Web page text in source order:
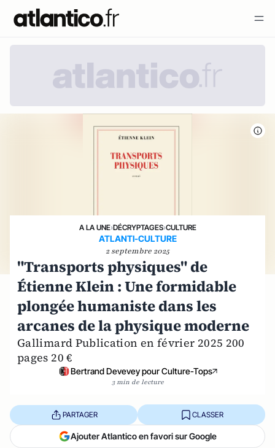
A LA UNE›DÉCRYPTAGES›CULTURE
ATLANTI-CULTURE
2 septembre 2025
"Transports physiques" de
Étienne Klein : Une formidable
plongée humaniste dans les
arcanes de la physique moderne
Gallimard Publication en février 2025 200
pages 20 €
Bertrand Devevey pour Culture-Tops
3 min de lecture
PARTAGER CLASSER
Ajouter Atlantico en favori sur Google